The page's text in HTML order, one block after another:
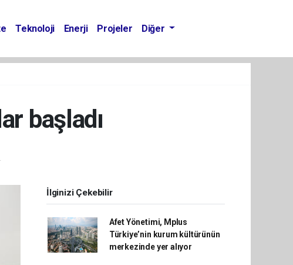
Teknoloji Enerji Projeler Diğer
başladı
İlginizi Çekebilir
Afet Yönetimi, Mplus
Türkiye’nin kurum kültürünün
merkezinde yer alıyor